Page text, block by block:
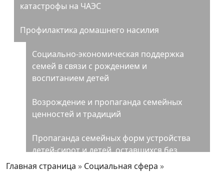
Главная страница » Социальная сфера »
катастрофы на ЧАЭС
Профилактика домашнего насилия
Социально-экономическая поддержка
семей в связи с рождением и
воспитанием детей
Возрождение и пропаганда семейных
ценностей и традиций
Пропаганда семейных форм устройства
детей-сирот и детей, оставшихся без
попечения родителей